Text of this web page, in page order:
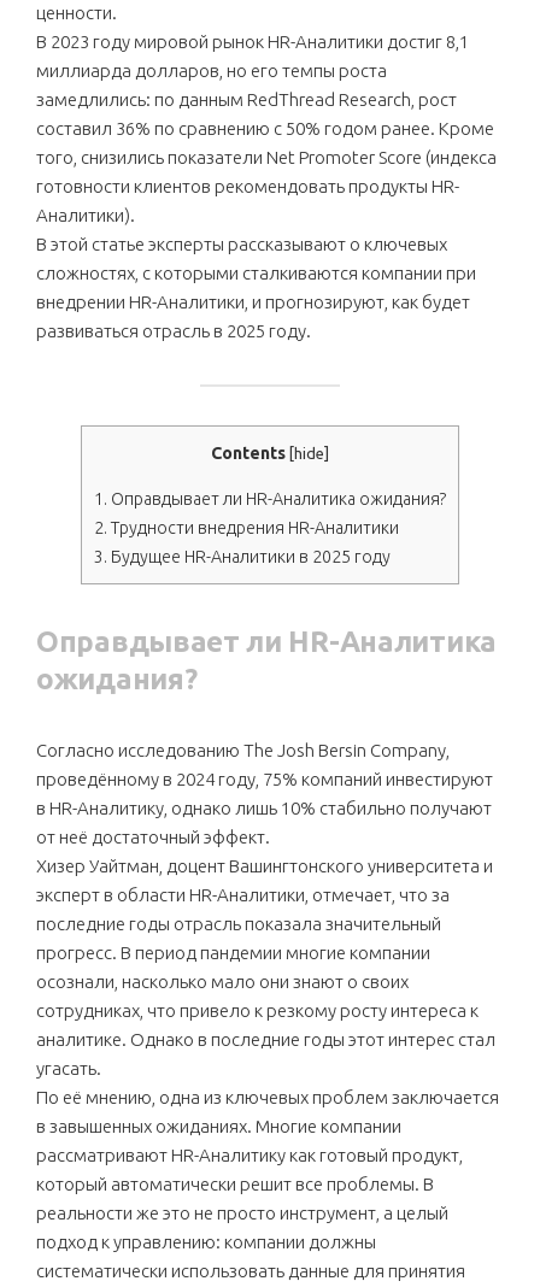
ценности.
В 2023 году мировой рынок HR-Аналитики достиг 8,1
миллиарда долларов, но его темпы роста
замедлились: по данным RedThread Research, рост
составил 36% по сравнению с 50% годом ранее. Кроме
того, снизились показатели Net Promoter Score (индекса
готовности клиентов рекомендовать продукты HR-
Аналитики).
В этой статье эксперты рассказывают о ключевых
сложностях, с которыми сталкиваются компании при
внедрении HR-Аналитики, и прогнозируют, как будет
развиваться отрасль в 2025 году.
Contents [hide]
1. Оправдывает ли HR-Аналитика ожидания?
2.Трудности внедрения HR-Аналитики
3. Будущее HR-Аналитики в 2025 году
Оправдывает ли HR-Аналитика
ожидания?
Согласно исследованию The Josh Bersin Company,
проведённому в 2024 году, 75% компаний инвестируют
в HR-Аналитику, однако лишь 10% стабильно получают
от неё достаточный эффект.
Хизер Уайтман, доцент Вашингтонского университета и
эксперт в области HR-Аналитики, отмечает, что за
последние годы отрасль показала значительный
прогресс. В период пандемии многие компании
осознали, насколько мало они знают о своих
сотрудниках, что привело к резкому росту интереса к
аналитике. Однако в последние годы этот интерес стал
угасать.
По её мнению, одна из ключевых проблем заключается
в завышенных ожиданиях. Многие компании
рассматривают HR-Аналитику как готовый продукт,
который автоматически решит все проблемы. В
реальности же это не просто инструмент, а целый
подход к управлению: компании должны
систематически использовать данные для принятия